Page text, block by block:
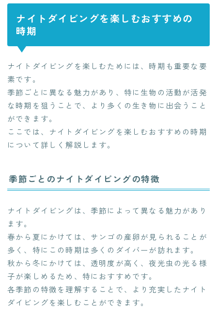
ナイトダイビングを楽しむおすすめの
時期
ナイトダイビングを楽しむためには、時期も重要な要
素です。
季節ごとに異なる魅力があり、特に生物の活動が活発
な時期を狙うことで、より多くの生き物に出会うこと
ができます。
ここでは、ナイトダイビングを楽しむおすすめの時期
について詳しく解説します。
季節ごとのナイトダイビングの特徴
ナイトダイビングは、季節によって異なる魅力があり
ます。
春から夏にかけては、サンゴの産卵が見られることが
多く、特にこの時期は多くのダイバーが訪れます。
秋から冬にかけては、透明度が高く、夜光虫の光る様
子が楽しめるため、特におすすめです。
各季節の特徴を理解することで、より充実したナイト
ダイビングを楽しむことができます。